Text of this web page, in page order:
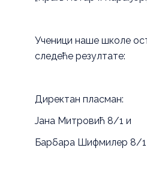
Ученици наше школе
следеће резултате:
Директан пласман:
Јана Митровић 8/1 и
Барбара Шифмилер 8/1